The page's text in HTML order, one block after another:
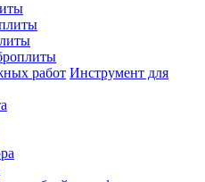
Инструмент для